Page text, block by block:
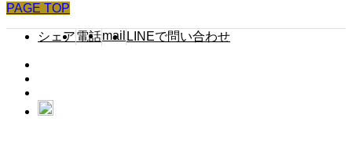
PAGE TOP
シェア電話mail LINEで問い合わせ